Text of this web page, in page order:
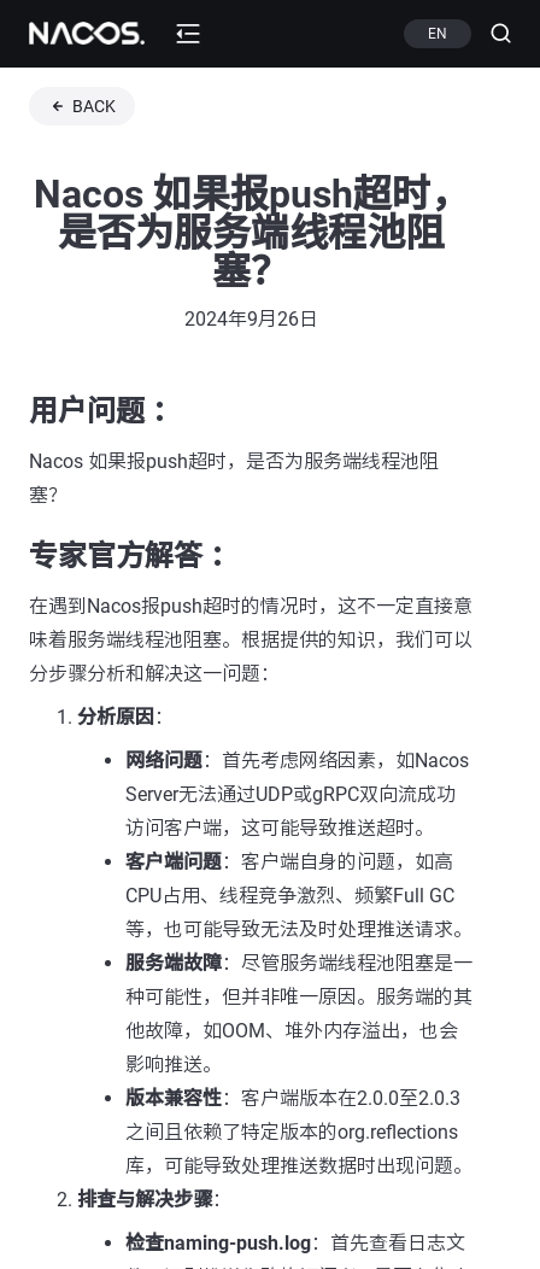
EN
BACK
Nacos 如果报push超时，
是否为服务端线程池阻
塞？
2024年9月26日
用户问题 ：
Nacos 如果报push超时，是否为服务端线程池阻
塞？
专家官方解答 ：
在遇到Nacos报push超时的情况时，这不一定直接意
味着服务端线程池阻塞。根据提供的知识，我们可以
分步骤分析和解决这一问题：
分析原因 ：
网络问题：首先考虑网络因素，如Nacos
Server无法通过UDP或gRPC双向流成功
访问客户端，这可能导致推送超时。
客户端问题：客户端自身的问题，如高
CPU占用、线程竞争激烈、频繁Full GC
等，也可能导致无法及时处理推送请求。
服务端故障：尽管服务端线程池阻塞是一
种可能性，但并非唯一原因。服务端的其
他故障，如OOM、堆外内存溢出，也会
影响推送。
版本兼容性：客户端版本在2.0.0至2.0.3
之间且依赖了特定版本的org.reflections
库，可能导致处理推送数据时出现问题。
排查与解决步骤：
检查naming-push.log：首先查看日志文